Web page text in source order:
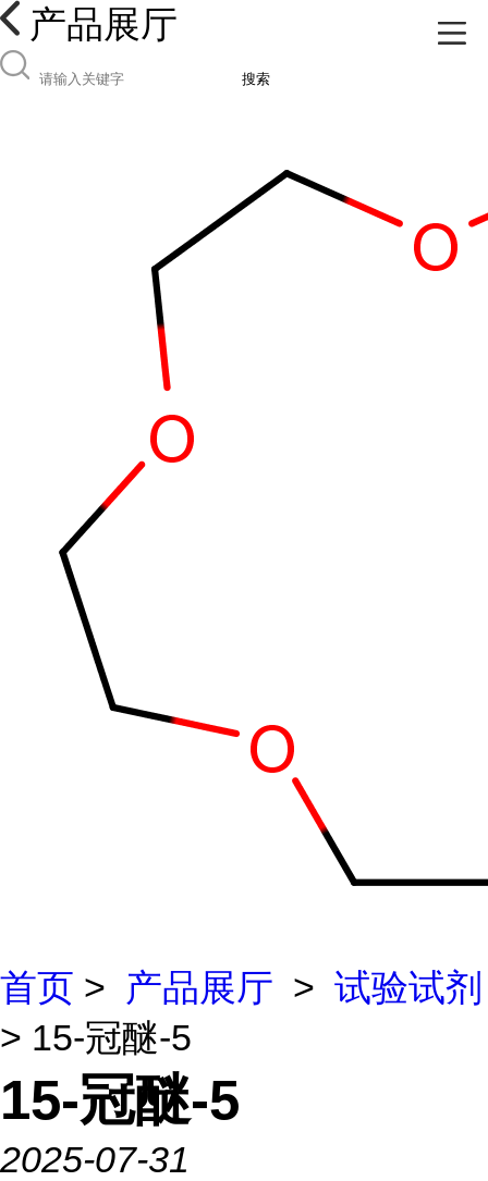
产品展厅
搜索
首页 > 产品展厅 > 试验试剂
> 15-冠醚-5
15-冠醚-5
2025-07-31